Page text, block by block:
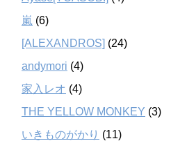
嵐 (6)
[ALEXANDROS] (24)
andymori (4)
家入レオ (4)
THE YELLOW MONKEY (3)
いきものがかり (11)